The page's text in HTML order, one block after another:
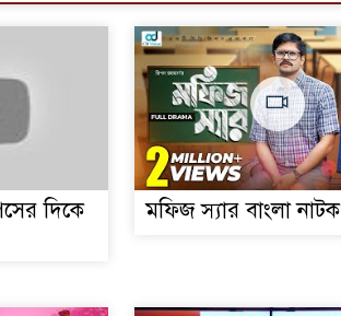
দিকে
মফিজ স্যার বাংলা নাটক